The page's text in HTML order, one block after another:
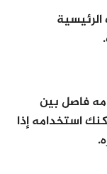
فاصل بين
استخدامه إذا